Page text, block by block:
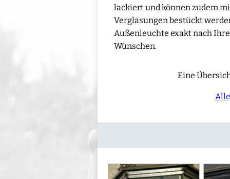
lackiert und können zudem
Verglasungen bestückt
Außenleuchte exakt nach
Wünschen.
Eine